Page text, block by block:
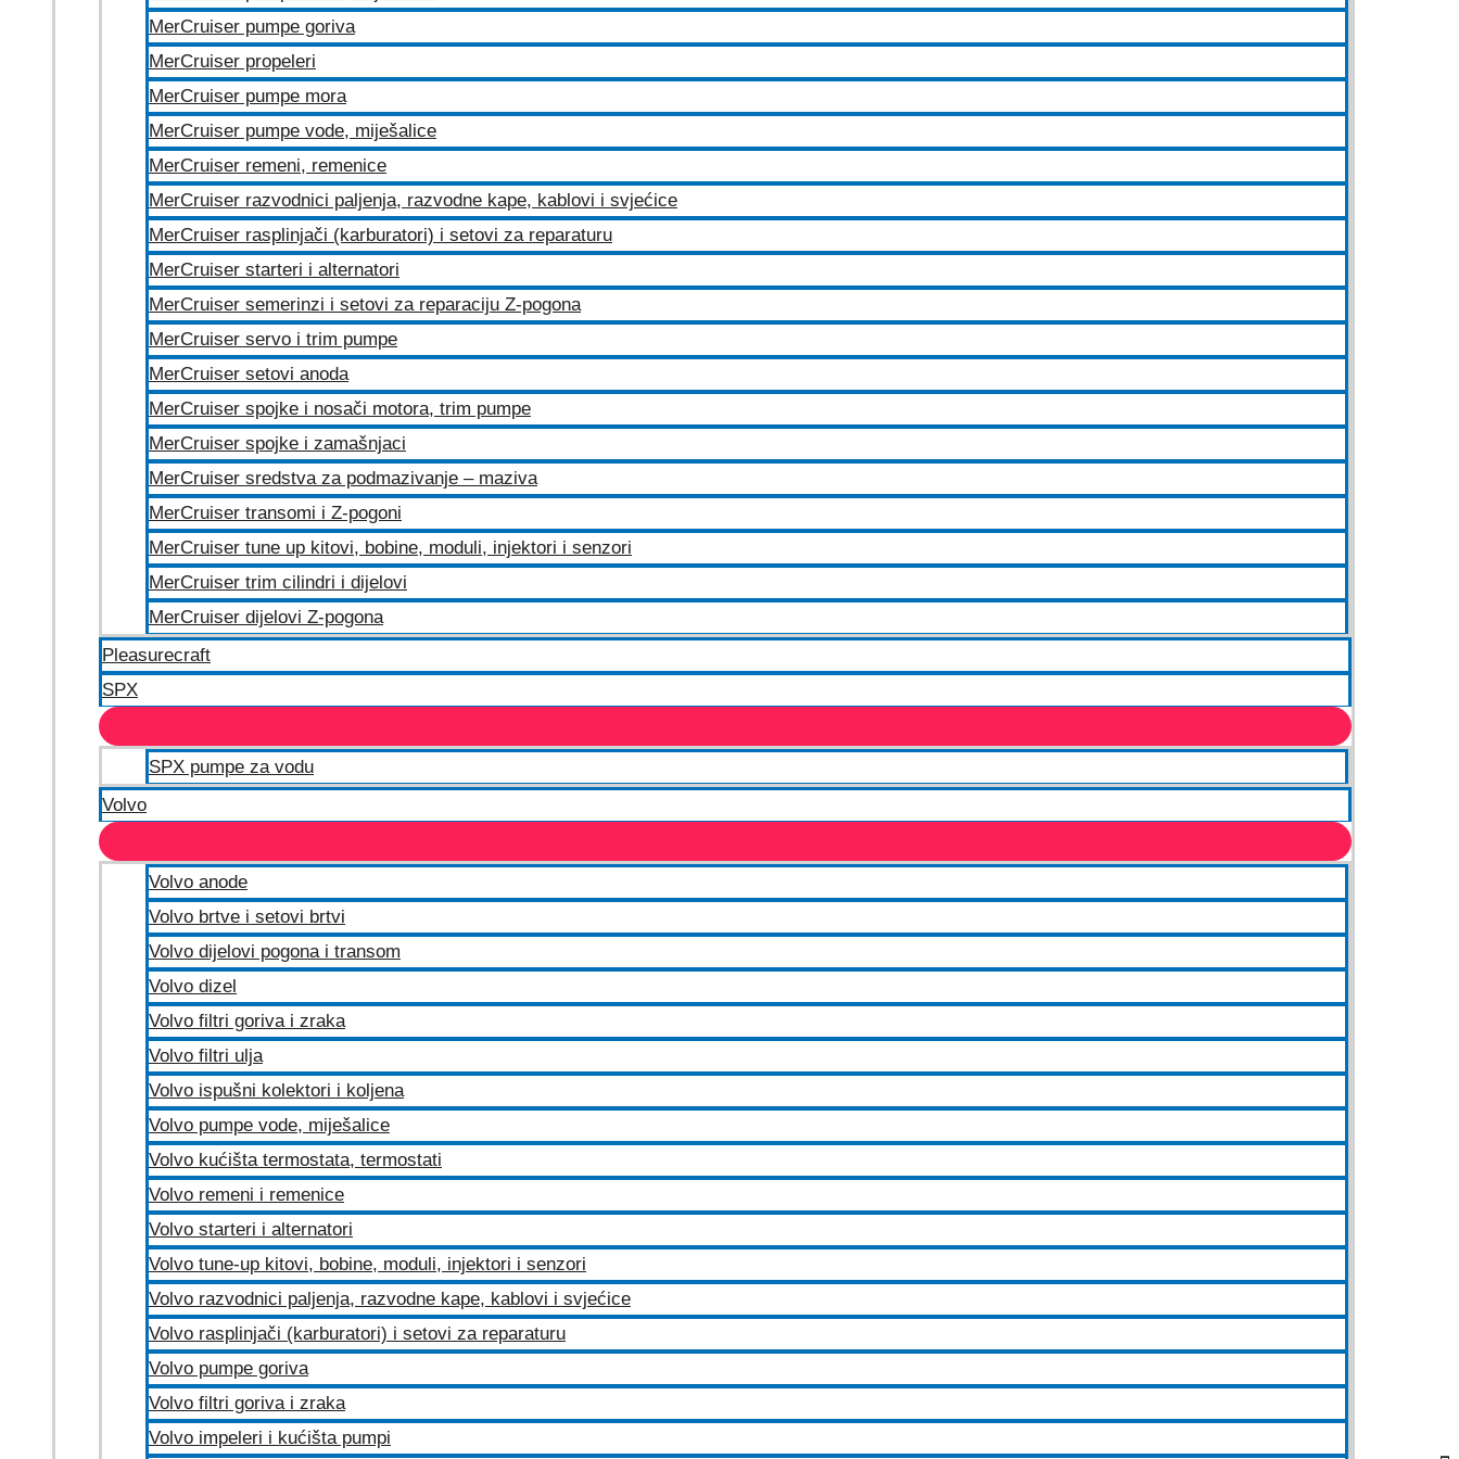
MerCruiser pumpe goriva
MerCruiser propeleri
MerCruiser pumpe mora
MerCruiser pumpe vode, miješalice
MerCruiser remeni, remenice
MerCruiser razvodnici paljenja, razvodne kape, kablovi i svjećice
MerCruiser rasplinjači (karburatori) i setovi za reparaturu
MerCruiser starteri i alternatori
MerCruiser semerinzi i setovi za reparaciju Z-pogona
MerCruiser servo i trim pumpe
MerCruiser setovi anoda
MerCruiser spojke i nosači motora, trim pumpe
MerCruiser spojke i zamašnjaci
MerCruiser sredstva za podmazivanje – maziva
MerCruiser transomi i Z-pogoni
MerCruiser tune up kitovi, bobine, moduli, injektori i senzori
MerCruiser trim cilindri i dijelovi
MerCruiser dijelovi Z-pogona
Pleasurecraft
SPX
SPX pumpe za vodu
Volvo
Volvo anode
Volvo brtve i setovi brtvi
Volvo dijelovi pogona i transom
Volvo dizel
Volvo filtri goriva i zraka
Volvo filtri ulja
Volvo ispušni kolektori i koljena
Volvo pumpe vode, miješalice
Volvo kućišta termostata, termostati
Volvo remeni i remenice
Volvo starteri i alternatori
Volvo tune-up kitovi, bobine, moduli, injektori i senzori
Volvo razvodnici paljenja, razvodne kape, kablovi i svjećice
Volvo rasplinjači (karburatori) i setovi za reparaturu
Volvo pumpe goriva
Volvo filtri goriva i zraka
Volvo impeleri i kućišta pumpi